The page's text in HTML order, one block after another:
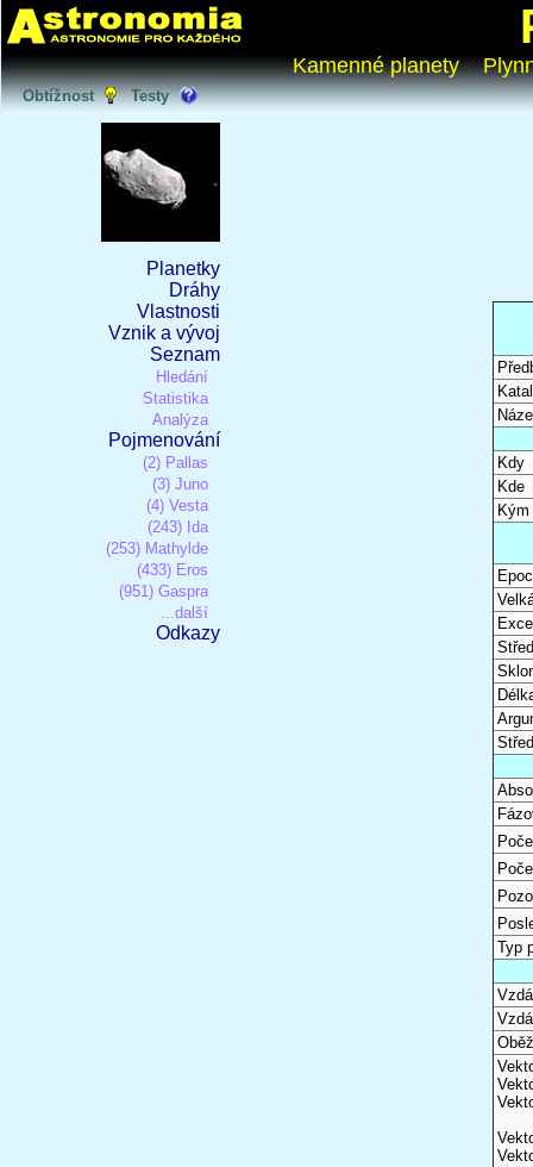
Kamenné planety
Obtížnost Testy
Planetky
Dráhy
Vlastnosti
Vznik a vývoj
Seznam
Hledání
Statistika
Analýza
Pojmenování
(2) Pallas
(3) Juno
(4) Vesta
(243) Ida
(253) Mathylde
(433) Eros
(951) Gaspra
...další
Odkazy
Kdy
Kde
Kým
Typ